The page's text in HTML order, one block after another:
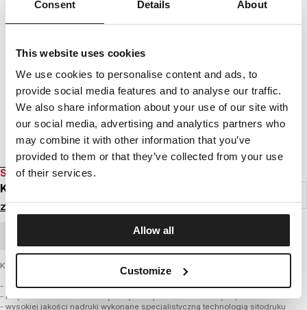
Consent Details About
This website uses cookies
We use cookies to personalise content and ads, to
provide social media features and to analyse our traffic.
We also share information about your use of our site with
our social media, advertising and analytics partners who
may combine it with other information that you’ve
provided to them or that they’ve collected from your use
of their services.
Allow all
Customize
SALE
KOSZULKA OLD LOGO 20
Zaloguj się by zobaczyć ceny
Koszulka męska z najnowszej kolekcji PIT BULL WEST COAST – Old Logo
- wykonana z najwyższej jakości bawełny o gramaturze 180g/m2
- miękka lamówka od wewnętrznej strony kołnierza chroniąca przed otarciami
- wysokiej jakości nadruki wykonane specjalistyczną technologią sitodruku